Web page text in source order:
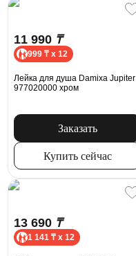
11 990 ₸
999 ₸ x 12
Лейка для душа Damixa Jupiter
977020000 хром
Заказать
Купить сейчас
13 690 ₸
1 141 ₸ x 12